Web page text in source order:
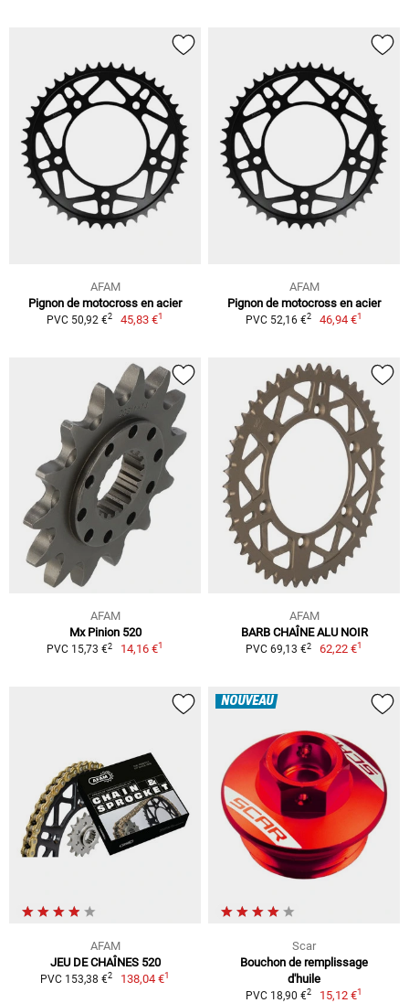
AFAM
Pignon de motocross en acier
PVC 50,92 €2 45,83 €1
AFAM
Pignon de motocross en acier
PVC 52,16 €2 46,94 €1
AFAM
Mx Pinion 520
PVC 15,73 €2 14,16 €1
AFAM
BARB CHAÎNE ALU NOIR
PVC 69,13 €2 62,22 €1
AFAM
JEU DE CHAÎNES 520
PVC 153,38 €2 138,04 €1
NOUVEAU
Scar
Bouchon de remplissage
d'huile
PVC 18,90 €2 15,12 €1